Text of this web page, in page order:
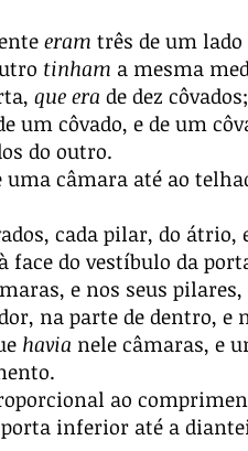
eram três de um
tinham a mesma
que era de dez côvados;
um côvado, e de um
do outro.
câmara até ao
cada pilar, do átrio,
face do vestíbulo da
e nos seus
na parte de dentro,
havia nele câmaras, e
ao
inferior até a